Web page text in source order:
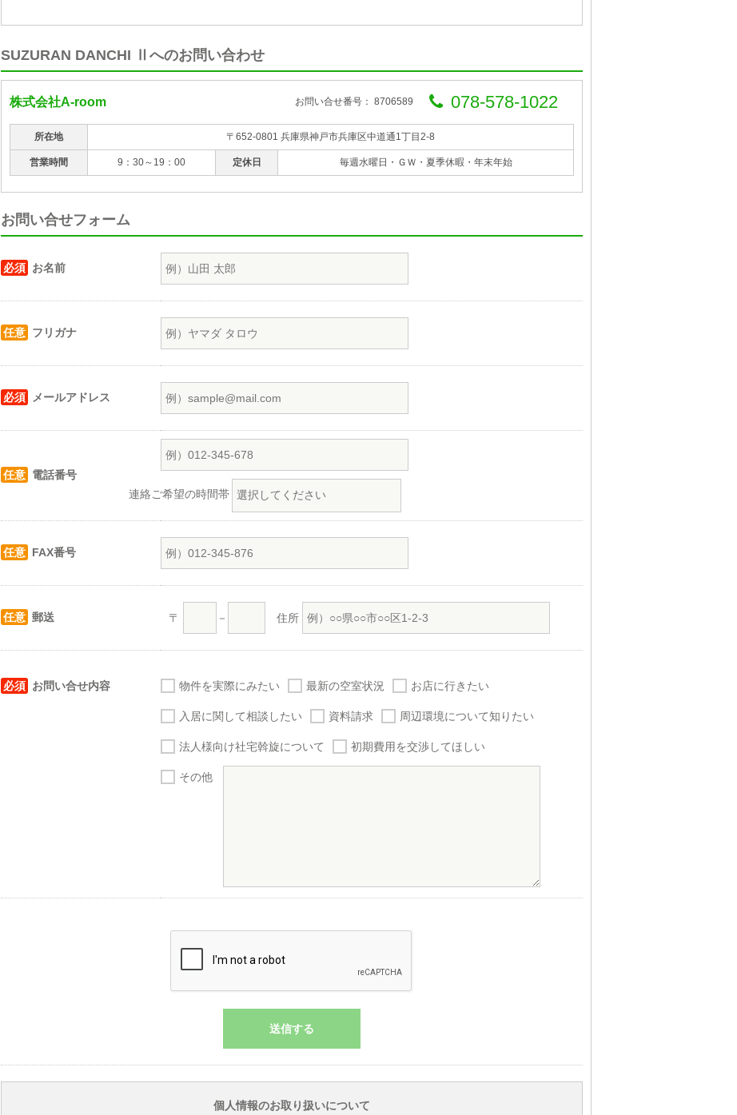
SUZURAN DANCHI Ⅱへのお問い合わせ
株式会社A-room 078-578-1022
お問い合せ番号： 8706589
所在地 〒652-0801 兵庫県神戸市兵庫区中道通1丁目2-8
営業時間 9：30～19：00 定休日 毎週水曜日・ＧＷ・夏季休暇・年末年始
お問い合せフォーム
必須 お名前
任意 フリガナ
必須 メールアドレス
任意 電話番号
連絡ご希望の時間帯
任意 FAX番号
任意 郵送 〒 － 住所
必須 お問い合せ内容 物件を実際にみたい 最新の空室状況 お店に行きたい
入居に関して相談したい 資料請求 周辺環境について知りたい
法人様向け社宅斡旋について 初期費用を交渉してほしい
その他
個人情報のお取り扱いについて